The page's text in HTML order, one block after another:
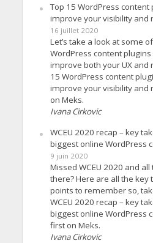
Top 15 WordPress content
improve your visibility and
16 juillet 2020
Let’s take a look at some
WordPress content
improve both your UX and
15 WordPress content
improve your visibility and
on Meks.
Ivana Cirkovic
WCEU 2020 recap – key
biggest online WordPress
9 juin 2020
Missed WCEU 2020 and
there? Here are all the
points to remember so,
WCEU 2020 recap – key
biggest online WordPress
first on Meks.
Ivana Cirkovic